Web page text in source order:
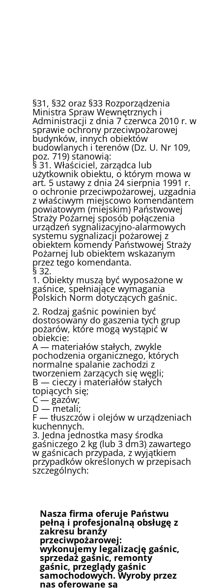
§31, §32 oraz §33 Rozporządzenia
Ministra Spraw Wewnętrznych i
Administracji z dnia 7 czerwca 2010 r. w
sprawie ochrony przeciwpożarowej
budynków, innych obiektów
budowlanych i terenów (Dz. U. Nr 109,
poz. 719) stanowią:
§ 31. Właściciel, zarządca lub
użytkownik obiektu, o którym mowa w
art. 5 ustawy z dnia 24 sierpnia 1991 r.
o ochronie przeciwpożarowej, uzgadnia
z właściwym miejscowo komendantem
powiatowym (miejskim) Państwowej
Straży Pożarnej sposób połączenia
urządzeń sygnalizacyjno-alarmowych
systemu sygnalizacji pożarowej z
obiektem komendy Państwowej Straży
Pożarnej lub obiektem wskazanym
przez tego komendanta.
§ 32.
1. Obiekty muszą być wyposażone w
gaśnice, spełniające wymagania
Polskich Norm dotyczących gaśnic.
2. Rodzaj gaśnic powinien być
dostosowany do gaszenia tych grup
pożarów, które mogą wystąpić w
obiekcie:
A — materiałów stałych, zwykle
pochodzenia organicznego, których
normalne spalanie zachodzi z
tworzeniem żarzących się węgli;
B — cieczy i materiałów stałych
topiących się;
C — gazów;
D — metali;
F — tłuszczów i olejów w urządzeniach
kuchennych.
3. Jedna jednostka masy środka
gaśniczego 2 kg (lub 3 dm3) zawartego
w gaśnicach przypada, z wyjątkiem
przypadków określonych w przepisach
szczególnych:
Nasza firma oferuje Państwu
pełną i profesjonalną obsługę z
zakresu branży
przeciwpożarowej:
wykonujemy legalizację gaśnic,
sprzedaż gaśnic, remonty
gaśnic, przeglądy gaśnic
samochodowych. Wyroby przez
nas oferowane są